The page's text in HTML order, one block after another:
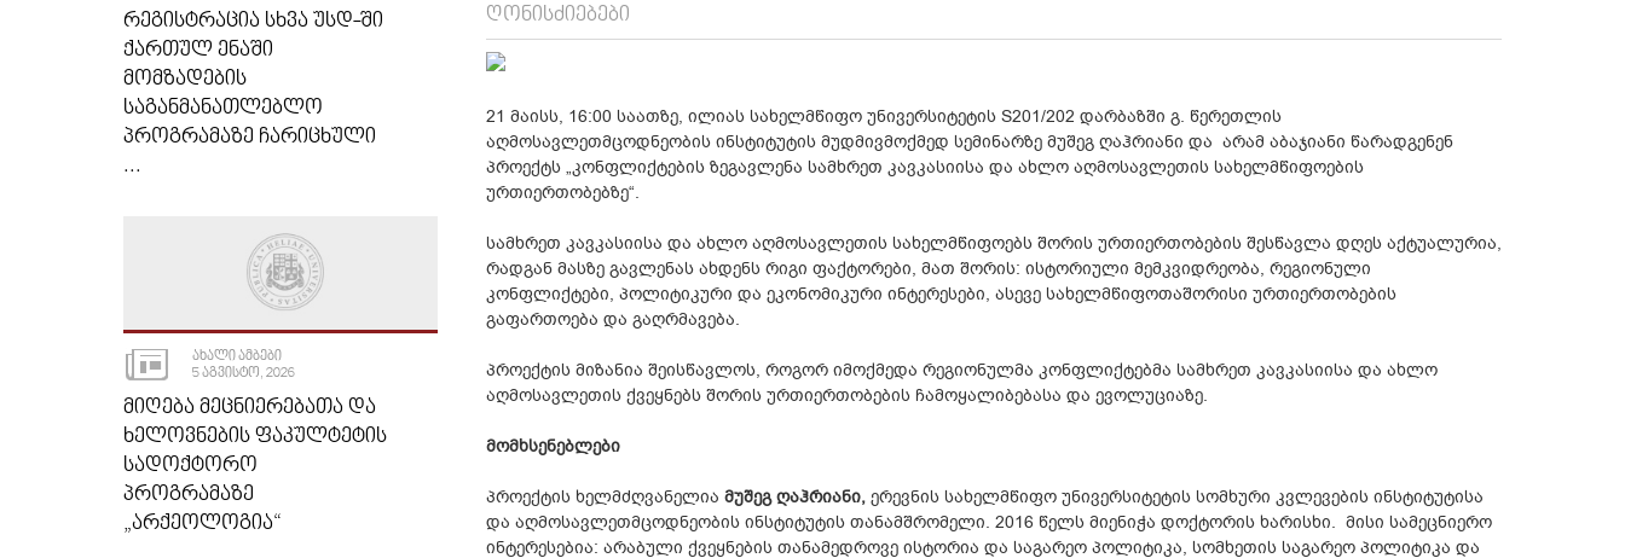
ᲠᲔᲒᲘᲡᲢᲠᲐᲪᲘᲐ ᲡᲮᲕᲐ ᲣᲡᲓ-ᲨᲘ
ᲥᲐᲠᲗᲣᲚ ᲔᲜᲐᲨᲘ
ᲛᲝᲛᲖᲐᲓᲔᲑᲘᲡ
ᲡᲐᲒᲐᲜᲛᲐᲜᲐᲗᲚᲔᲑᲚᲝ
ᲞᲠᲝᲒᲠᲐᲛᲐᲖᲔ ᲩᲐᲠᲘᲪᲮᲣᲚᲘ
...
ᲐᲮᲐᲚᲘ ᲐᲛᲑᲔᲑᲘ
5 ᲐᲒᲕᲘᲡᲢᲝ, 2026
ᲛᲘᲦᲔᲑᲐ ᲛᲔᲪᲜᲘᲔᲠᲔᲑᲐᲗᲐ ᲓᲐ
ᲮᲔᲚᲝᲕᲜᲔᲑᲘᲡ ᲤᲐᲙᲣᲚᲢᲔᲢᲘᲡ
ᲡᲐᲓᲝᲥᲢᲝᲠᲝ
ᲞᲠᲝᲒᲠᲐᲛᲐᲖᲔ
„ᲐᲠᲥᲔᲝᲚᲝᲒᲘᲐ“
ᲦᲝᲜᲘᲡᲫᲘᲔᲑᲔᲑᲘ
21 მაისს, 16:00 საათზე, ილიას სახელმწიფო უნივერსიტეტის S201/202 დარბაზში გ. წერეთლის
აღმოსავლეთმცოდნეობის ინსტიტუტის მუდმივმოქმედ სემინარზე მუშეგ ღაჰრიანი და არამ აბაჯიანი წარადგენენ
პროექტს „კონფლიქტების ზეგავლენა სამხრეთ კავკასიისა და ახლო აღმოსავლეთის სახელმწიფოების
ურთიერთობებზე“.
სამხრეთ კავკასიისა და ახლო აღმოსავლეთის სახელმწიფოებს შორის ურთიერთობების შესწავლა დღეს აქტუალურია,
რადგან მასზე გავლენას ახდენს რიგი ფაქტორები, მათ შორის: ისტორიული მემკვიდრეობა, რეგიონული
კონფლიქტები, პოლიტიკური და ეკონომიკური ინტერესები, ასევე სახელმწიფოთაშორისი ურთიერთობების
გაფართოება და გაღრმავება.
პროექტის მიზანია შეისწავლოს, როგორ იმოქმედა რეგიონულმა კონფლიქტებმა სამხრეთ კავკასიისა და ახლო
აღმოსავლეთის ქვეყნებს შორის ურთიერთობების ჩამოყალიბებასა და ევოლუციაზე.
მომხსენებლები
პროექტის ხელმძღვანელია მუშეგ ღაჰრიანი, ერევნის სახელმწიფო უნივერსიტეტის სომხური კვლევების ინსტიტუტისა
და აღმოსავლეთმცოდნეობის ინსტიტუტის თანამშრომელი. 2016 წელს მიენიჭა დოქტორის ხარისხი. მისი სამეცნიერო
ინტერესებია: არაბული ქვეყნების თანამედროვე ისტორია და საგარეო პოლიტიკა, სომხეთის საგარეო პოლიტიკა და